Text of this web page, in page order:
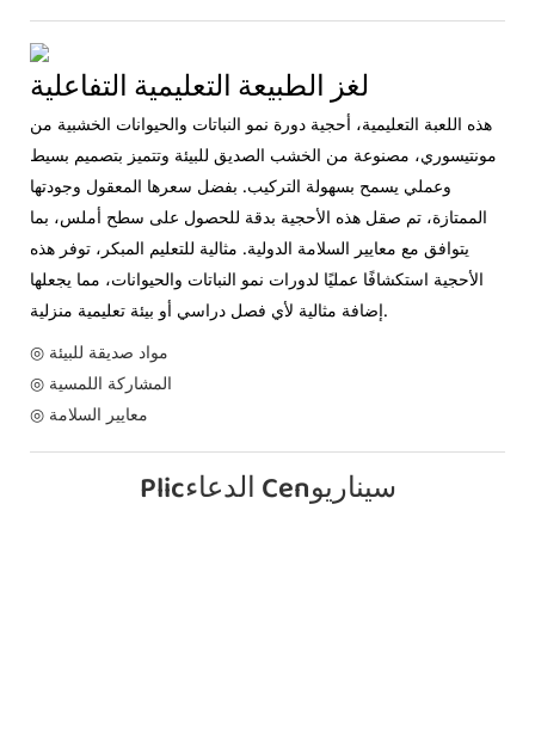
لغز الطبيعة التعليمية التفاعلية
هذه اللعبة التعليمية، أحجية دورة نمو النباتات والحيوانات الخشبية من
مونتيسوري، مصنوعة من الخشب الصديق للبيئة وتتميز بتصميم بسيط
وعملي يسمح بسهولة التركيب. بفضل سعرها المعقول وجودتها
الممتازة، تم صقل هذه الأحجية بدقة للحصول على سطح أملس، بما
يتوافق مع معايير السلامة الدولية. مثالية للتعليم المبكر، توفر هذه
الأحجية استكشافًا عمليًا لدورات نمو النباتات والحيوانات، مما يجعلها
إضافة مثالية لأي فصل دراسي أو بيئة تعليمية منزلية.
◎ مواد صديقة للبيئة
◎ المشاركة اللمسية
◎ معايير السلامة
Plicالدعاء Cenسيناريو